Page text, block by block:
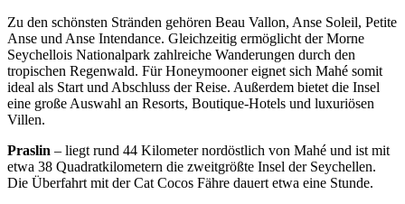
Zu den schönsten Stränden gehören Beau Vallon, Anse Soleil, Petite
Anse und Anse Intendance. Gleichzeitig ermöglicht der Morne
Seychellois Nationalpark zahlreiche Wanderungen durch den
tropischen Regenwald. Für Honeymooner eignet sich Mahé somit
ideal als Start und Abschluss der Reise. Außerdem bietet die Insel
eine große Auswahl an Resorts, Boutique-Hotels und luxuriösen
Villen.
Praslin – liegt rund 44 Kilometer nordöstlich von Mahé und ist mit
etwa 38 Quadratkilometern die zweitgrößte Insel der Seychellen.
Die Überfahrt mit der Cat Cocos Fähre dauert etwa eine Stunde.